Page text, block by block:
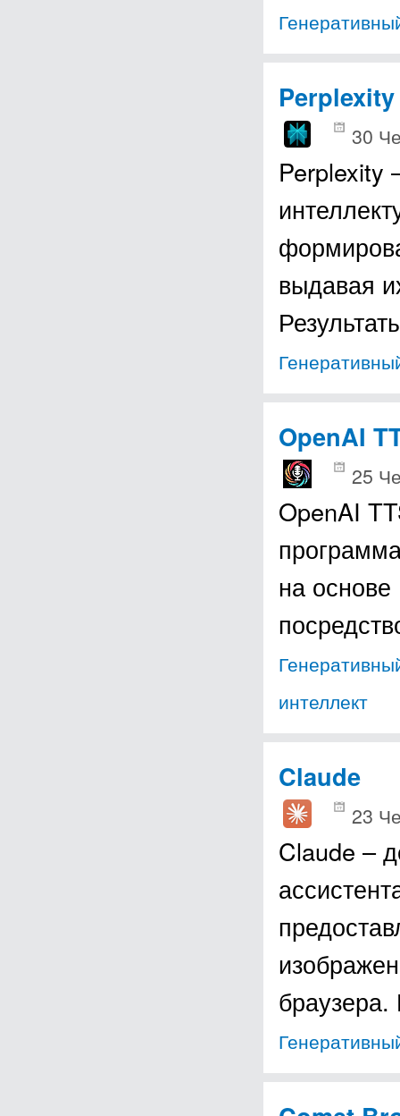
Perplexity
30
Perplexity
выдавая
OpenAI
25
OpenAI
на
интеллект
Claude
23
Claude –